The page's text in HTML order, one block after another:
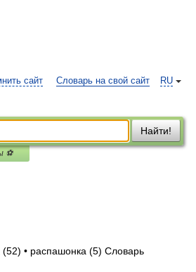
RU
сайт Словарь на свой сайт
Найти!
⚽
• распашонка (5) Словарь